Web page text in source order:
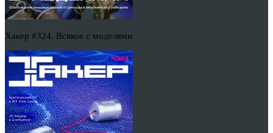
Хакер #324. Всякое с моделями